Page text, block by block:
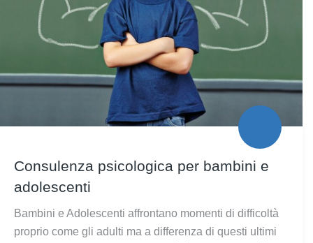
Consulenza psicologica per bambini e
adolescenti
Bambini e Adolescenti affrontano momenti di difficoltà
proprio come gli adulti ma a differenza di questi ultimi